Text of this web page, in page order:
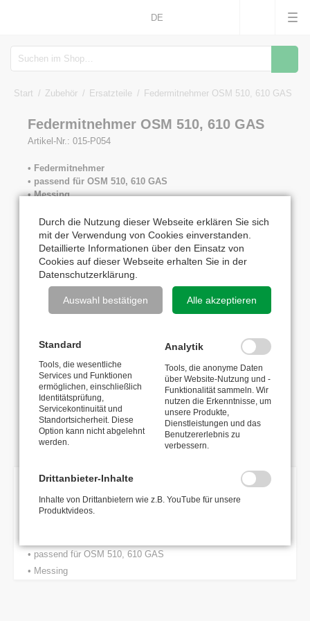
DE
Start Zubehör Ersatzteile Federmitnehmer OSM 510, 610 GAS
Federmitnehmer OSM 510, 610 GAS
Artikel-Nr.: 015-P054
• Federmitnehmer
• passend für OSM 510, 610 GAS
• Messing
133,90€
inkl. MwSt. zzgl. 14,28€ Versand
Versand in 6-14 Tagen
Anzahl
HS-Code: 84799070
Ursprungsland: IT
Zurück zur Übersicht
BESCHREIBUNG
• passend für OSM 510, 610 GAS
• Messing
Durch die Nutzung dieser Webseite erklären Sie sich
mit der Verwendung von Cookies einverstanden.
Detaillierte Informationen über den Einsatz von
Cookies auf dieser Webseite erhalten Sie in der
Datenschutzerklärung
Auswahl bestätigen Alle akzeptieren
Standard
Tools, die wesentliche
Services und Funktionen
ermöglichen, einschließlich
Identitätsprüfung,
Servicekontinuität und
Standortsicherheit. Diese
Option kann nicht abgelehnt
werden.
Analytik
Tools, die anonyme Daten
über Website-Nutzung und -
Funktionalität sammeln. Wir
nutzen die Erkenntnisse, um
unsere Produkte,
Dienstleistungen und das
Benutzererlebnis zu
verbessern.
Drittanbieter-Inhalte
Inhalte von Drittanbietern wie z.B. YouTube für unsere
Produktvideos.